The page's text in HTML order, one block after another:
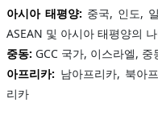
아시아 태평양: 중국, 인도,
ASEAN 및 아시아 태평양의
중동: GCC 국가, 이스라엘, 중
아프리카: 남아프리카, 북아
리카